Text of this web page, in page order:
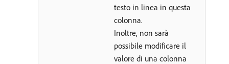
testo in linea in questa
colonna.
Inoltre, non sarà
possibile modificare il
valore di una colonna